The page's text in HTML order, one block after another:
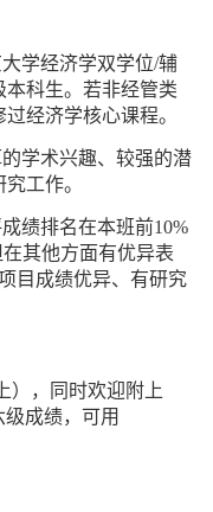
学经济学双学位/辅
科生。若非经管类
经济学核心课程。
学术兴趣、较强的潜
工作。
绩排名在本班前10%
其他方面有优异表
目成绩优异、有研究
），同时欢迎附上
成绩，可用